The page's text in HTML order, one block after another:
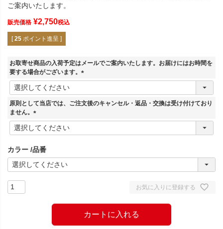
ご案内いたします。
販売価格 ¥2,750税込
[ 25 ポイント進呈 ]
お取寄せ商品の入荷予定はメールでご案内いたします。お届けにはお時間を
要する場合がございます。
(
須
原則として当店では、ご注文後のキャンセル・返品・交換は受け付けており
ません。
(
必
)
カラー 品番
お気に入りに登録する
カートに入れる